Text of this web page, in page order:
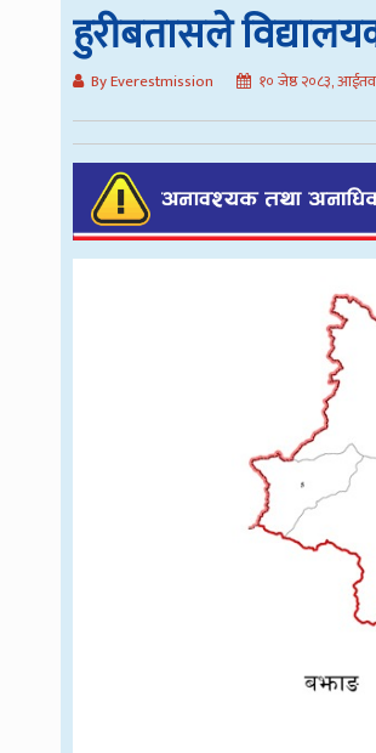
हुरीबतासले
By Everestmission १० जेष्ठ २०८३,